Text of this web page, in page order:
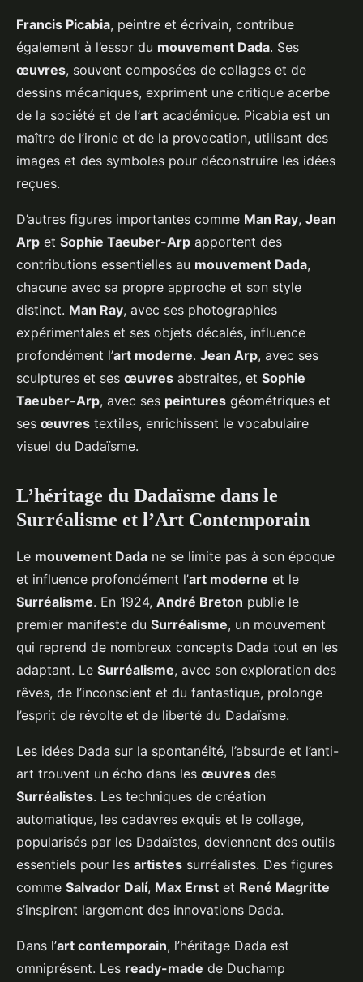
Francis Picabia, peintre et écrivain, contribue
également à l’essor du mouvement Dada. Ses
œuvres, souvent composées de collages et de
dessins mécaniques, expriment une critique acerbe
de la société et de l’art académique. Picabia est un
maître de l’ironie et de la provocation, utilisant des
images et des symboles pour déconstruire les idées
reçues.
D’autres figures importantes comme Man Ray, Jean
Arp et Sophie Taeuber-Arp apportent des
contributions essentielles au mouvement Dada,
chacune avec sa propre approche et son style
distinct. Man Ray, avec ses photographies
expérimentales et ses objets décalés, influence
profondément l’art moderne. Jean Arp, avec ses
sculptures et ses œuvres abstraites, et Sophie
Taeuber-Arp, avec ses peintures géométriques et
ses œuvres textiles, enrichissent le vocabulaire
visuel du Dadaïsme.
L’héritage du Dadaïsme dans le
Surréalisme et l’Art Contemporain
Le mouvement Dada ne se limite pas à son époque
et influence profondément l’art moderne et le
Surréalisme. En 1924, André Breton publie le
premier manifeste du Surréalisme, un mouvement
qui reprend de nombreux concepts Dada tout en les
adaptant. Le Surréalisme, avec son exploration des
rêves, de l’inconscient et du fantastique, prolonge
l’esprit de révolte et de liberté du Dadaïsme.
Les idées Dada sur la spontanéité, l’absurde et l’anti-
art trouvent un écho dans les œuvres des
Surréalistes. Les techniques de création
automatique, les cadavres exquis et le collage,
popularisés par les Dadaïstes, deviennent des outils
essentiels pour les artistes surréalistes. Des figures
comme Salvador Dalí, Max Ernst et René Magritte
s’inspirent largement des innovations Dada.
Dans l’art contemporain, l’héritage Dada est
omniprésent. Les ready-made de Duchamp